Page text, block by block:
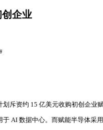
企业
斥资约 15 亿美元收购初创企
AI 数据中心。而赋能半导体